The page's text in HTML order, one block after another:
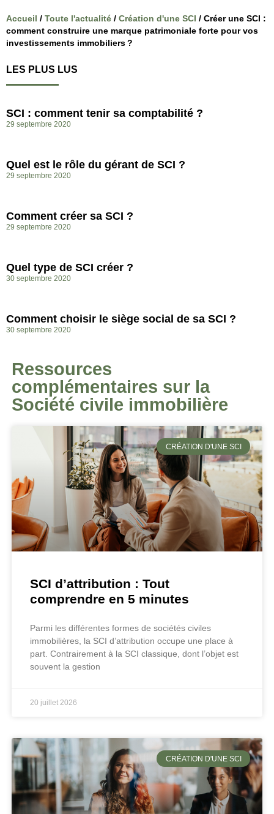
Accueil / Toute l'actualité / Création d'une SCI / Créer une SCI :
comment construire une marque patrimoniale forte pour vos
investissements immobiliers ?
LES PLUS LUS
SCI : comment tenir sa comptabilité ?
29 septembre 2020
Quel est le rôle du gérant de SCI ?
29 septembre 2020
Comment créer sa SCI ?
29 septembre 2020
Quel type de SCI créer ?
30 septembre 2020
Comment choisir le siège social de sa SCI ?
30 septembre 2020
Ressources
complémentaires sur la
Société civile immobilière
CRÉATION D'UNE SCI
SCI d’attribution : Tout
comprendre en 5 minutes
Parmi les différentes formes de sociétés civiles
immobilières, la SCI d’attribution occupe une place à
part. Contrairement à la SCI classique, dont l’objet est
souvent la gestion
20 juillet 2026
CRÉATION D'UNE SCI